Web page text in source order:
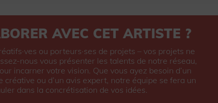
AVEC CET ARTISTE ?
ou porteurs·ses de projets – vos projets ne
nous vous présenter les talents de notre réseau,
incarner votre vision. Que vous ayez besoin d’un
créative ou d’un avis expert, notre équipe se fera un
dans la concrétisation de vos idées.